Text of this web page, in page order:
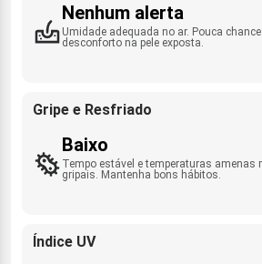
Nenhum alerta
Umidade adequada no ar. Pouca
desconforto na pele exposta.
Gripe e Resfriado
Baixo
Tempo estável e temperaturas amenas
gripais. Mantenha bons hábitos.
Índice UV